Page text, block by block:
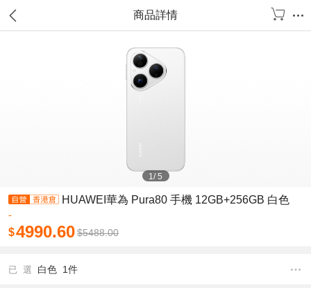
商品詳情
1/5
HUAWEI華為 Pura80 手機 12GB+256GB 白色
-
$4990.60$5488.00
已 選 白色 1件